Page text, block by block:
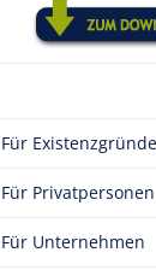
Für
Für Privatpersonen
Für Unternehmen